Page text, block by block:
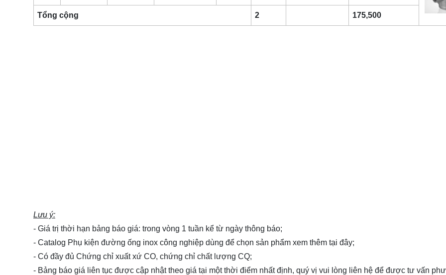
Tổng cộng 2 175,500
Lưu ý:
- Giá trị thời hạn bảng báo giá: trong vòng 1 tuần kể từ ngày thông báo;
- Catalog Phụ kiện đường ống inox công nghiệp dùng để chọn sản phẩm xem thêm tại đây;
- Có đầy đủ Chứng chỉ xuất xứ CO, chứng chỉ chất lượng CQ;
- Bảng báo giá liên tục được cập nhật theo giá tại một thời điểm nhất định, quý vị vui lòng liên hệ để được tư vấn